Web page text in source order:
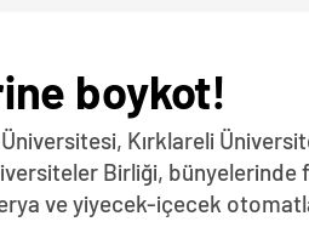
boykot!
Kırklareli
Birliği,
ve yiyecek-içecek